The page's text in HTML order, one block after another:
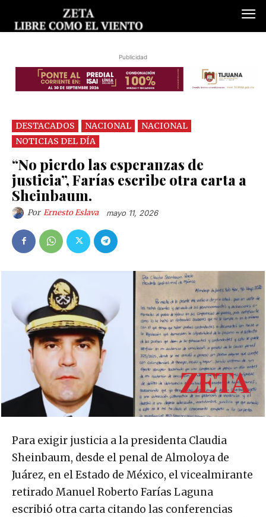
Publicidad
DESTACADOS NACIONAL
NACIONAL
NOTICIAS DEL DÍA
“No pierdo las esperanzas de
justicia”, Farías escribe otra carta a
Sheinbaum.
Por Ernesto Eslava mayo 11, 2026
Para exigir justicia a la presidenta Claudia
Sheinbaum, desde el penal de Almoloya de
Juárez, en el Estado de México, el vicealmirante
retirado Manuel Roberto Farías Laguna
escribió otra carta citando las conferencias